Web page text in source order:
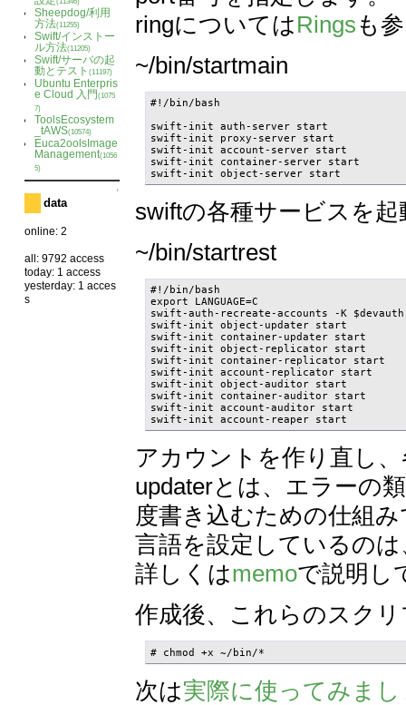
Sheepdog/利用
方法(11255)
Swift/インストー
ル方法(11205)
Swift/サーバの起
動とテスト(11197)
Ubuntu Enterpris
e Cloud 入門(1075
7)
ToolsEcosystem
_tAWS(10574)
Euca2oolsImage
Management(1056
5)
↑
data
online: 2
all: 9792 access
today: 1 access
yesterday: 1 acces
s
ringについてはRingsも
~/bin/startmain
#!/bin/bash
swift-init auth-server start
swift-init proxy-server start
swift-init account-server start
swift-init container-server start
swift-init object-server start
swiftの各種サービスを
~/bin/startrest
#!/bin/bash
export LANGUAGE=C
swift-auth-recreate-accounts -K $devauth
swift-init object-updater start
swift-init container-updater start
swift-init object-replicator start
swift-init container-replicator start
swift-init account-replicator start
swift-init object-auditor start
swift-init container-auditor start
swift-init account-auditor start
swift-init account-reaper start
アカウントを作り直し
updaterとは、エラーの
度書き込むための仕組
言語を設定しているの
詳しくはmemoで説明し
作成後、これらのスク
# chmod +x ~/bin/*
次は実際に使ってみま